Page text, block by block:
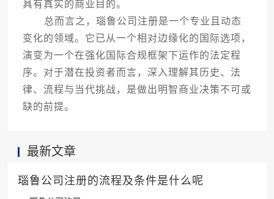
具有真实的商业目的。
总而言之，瑙鲁公司注册是一个专业且动态
变化的领域。它已从一个相对边缘化的国际选项，
演变为一个在强化国际合规框架下运作的法定程
序。对于潜在投资者而言，深入理解其历史、法
律、流程与当代挑战，是做出明智商业决策不可或
缺的前提。
最新文章
瑙鲁公司注册的流程及条件是什么呢